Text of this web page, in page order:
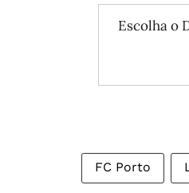
Escolha o
FC Porto